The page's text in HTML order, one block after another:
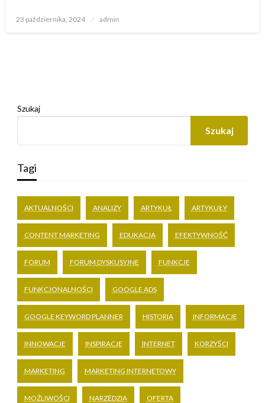
Opublikowane
23 października, 2024 admin
Szukaj
Szukaj
Tagi
AKTUALNOŚCI ANALIZY ARTYKUŁ ARTYKUŁY
CONTENT MARKETING EDUKACJA EFEKTYWNOŚĆ
FORUM FORUM DYSKUSYJNE FUNKCJE
FUNKCJONALNOŚCI GOOGLE ADS
GOOGLE KEYWORD PLANNER HISTORIA INFORMACJE
INNOWACJE INSPIRACJE INTERNET KORZYŚCI
MARKETING MARKETING INTERNETOWY
MOŻLIWOŚCI NARZĘDZIA OFERTA